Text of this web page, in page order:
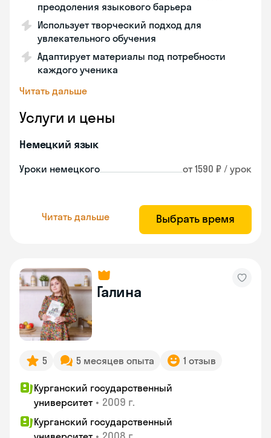
преодоления языкового барьера
Использует творческий подход для
увлекательного обучения
Адаптирует материалы под потребности
каждого ученика
Читать дальше
Услуги и цены
Немецкий язык
Уроки немецкого от 1590 ₽ / урок
Читать дальше Выбрать время
Галина
5 5 месяцев опыта 1 отзыв
Курганский государственный
университет • 2009 г.
Курганский государственный